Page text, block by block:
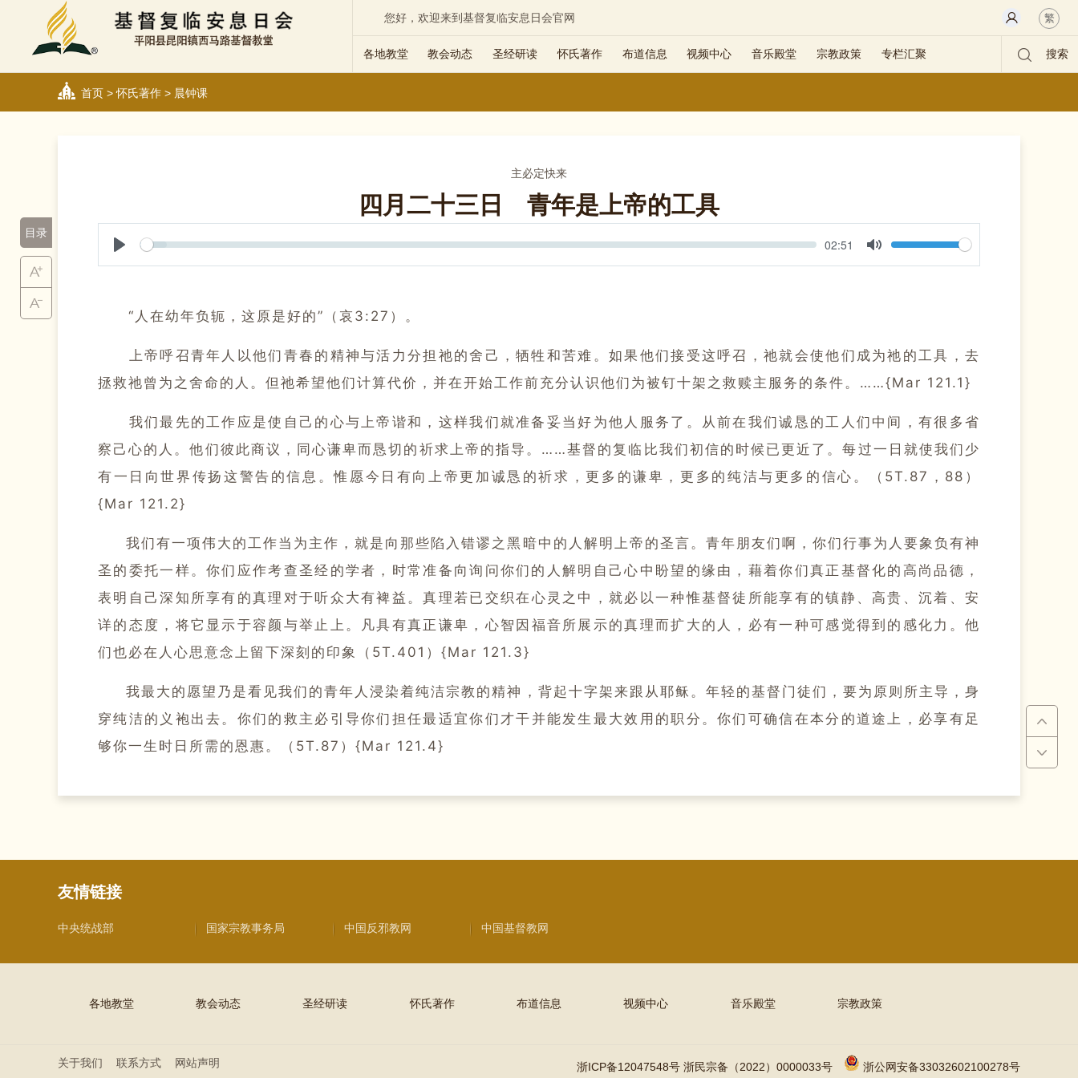
您好，欢迎来到基督复临安息日会官网 繁
各地教堂 教会动态 圣经研读 怀氏著作 布道信息 视频中心 音乐殿堂 宗教政策 专栏汇聚 搜索
首页>怀氏著作> 晨钟课
主必定快来
四月二十三日 青年是上帝的工具
Seek Current
02:51 Volume
“人在幼年负轭，这原是好的”（哀3:27）。
上帝呼召青年人以他们青春的精神与活力分担祂的舍己，牺牲和苦难。如果他们接受这呼召，祂就会使他们成为祂的工具，去
拯救祂曾为之舍命的人。 但祂希望他们计算代价，并在开始工作前充分认识他们为被钉十架之救赎主服务的条件。 ……{Mar 121.1}
我们最先的工作应是使自己的心与上帝谐和，这样我们就准备妥当好为他人服务了。
从前在我们诚恳的工人们中间，有很多省
察己心的人。他们彼此商议，同心谦卑而恳切的祈求上帝的指导。 ……基督的复临比我们初信的时候已更近了。每过一日就使我们少
有一日向世界传扬这警告的信息。惟愿今日有向上帝更加诚恳的祈求，更多的谦卑，更多的纯洁与更多的信心。
（5T.87，88）
{Mar 121.2}
我们有一项伟大的工作当为主作，就是向那些陷入错谬之黑暗中的人解明上帝的圣言。 青年朋友们啊，你们行事为人要象负有神
圣的委托一样。你们应作考查圣经的学者，时常准备向询问你们的人解明自己心中盼望的缘由，藉着你们真正基督化的高尚品德，
表明自己深知所享有的真理对于听众大有裨益。真理若已交织在心灵之中，就必以一种惟基督徒所能享有的镇静、高贵、沉着、安
详的态度，将它显示于容颜与举止上。
凡具有真正谦卑，心智因福音所展示的真理而扩大的人，必有一种可感觉得到的感化力。他
们也必在人心思意念上留下深刻的印象（5T.401）{Mar 121.3}
我最大的愿望乃是看见我们的青年人浸染着纯洁宗教的精神，背起十字架来跟从耶稣。 年轻的基督门徒们，要为原则所主导，身
穿纯洁的义袍出去。 你们的救主必引导你们担任最适宜你们才干并能发生最大效用的职分。你们可确信在本分的道途上，必享有足
够你一生时日所需的恩惠。
（5T.87）{Mar 121.4}
目录
友情链接
中央统战部 国家宗教事务局 中国反邪教网 中国基督教网
各地教堂 教会动态 圣经研读 怀氏著作 布道信息 视频中心 音乐殿堂 宗教政策
关于我们 联系方式 网站声明 浙ICP备12047548号 浙民宗备（2022）0000033号 浙公网安备33032602100278号